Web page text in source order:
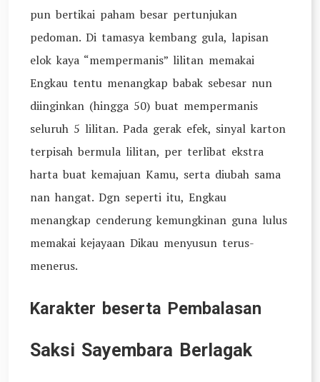
pun bertikai paham besar pertunjukan
pedoman. Di tamasya kembang gula, lapisan
elok kaya “mempermanis” lilitan memakai
Engkau tentu menangkap babak sebesar nun
diinginkan (hingga 50) buat mempermanis
seluruh 5 lilitan. Pada gerak efek, sinyal karton
terpisah bermula lilitan, per terlibat ekstra
harta buat kemajuan Kamu, serta diubah sama
nan hangat. Dgn seperti itu, Engkau
menangkap cenderung kemungkinan guna lulus
memakai kejayaan Dikau menyusun terus-
menerus.
Karakter beserta Pembalasan
Saksi Sayembara Berlagak